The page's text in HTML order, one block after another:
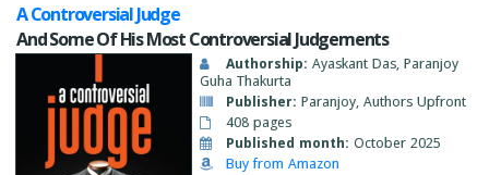
A Controversial Judge
And Some Of His Most Controversial Judgements
Authorship: Ayaskant Das, Paranjoy
Guha Thakurta
Publisher: Paranjoy, Authors Upfront
408 pages
Published month: October 2025
Buy from Amazon